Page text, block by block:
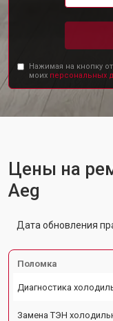
Нажимая на кнопку
моих персональных
Цены на
Aeg
Дата обновления
Поломка
Диагностика
Замена ТЭН